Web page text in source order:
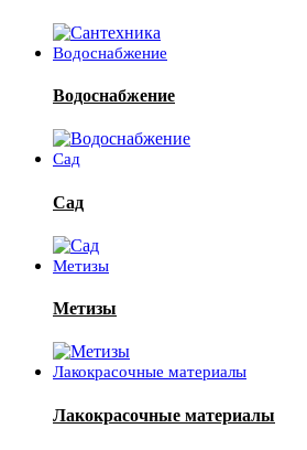
Водоснабжение
Водоснабжение
Сад
Сад
Метизы
Метизы
Лакокрасочные материалы
Лакокрасочные материалы